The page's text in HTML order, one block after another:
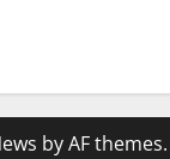
by AF themes.